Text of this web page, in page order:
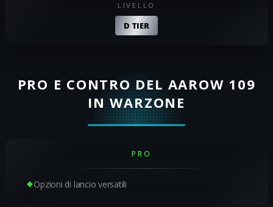
LIVELLO
D TIER
PRO E CONTRO DEL AAROW 109
IN WARZONE
PRO
Opzioni di lancio versatili